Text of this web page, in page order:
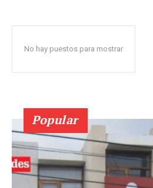
No hay puestos para mostrar
Popular